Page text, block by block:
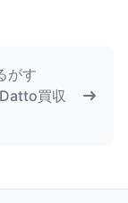
がす
買収